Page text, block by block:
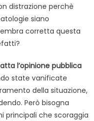
distrazione perchè
siano
corretta questa
l’opinione pubblica
state vanificate
della situazione,
Però bisogna
principali che scoraggia